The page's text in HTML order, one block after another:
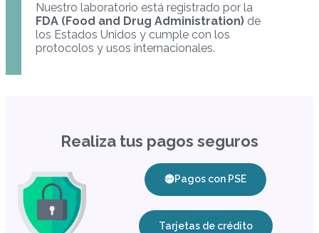
Nuestro laboratorio está registrado por la
FDA (Food and Drug Administration)de
los Estados Unidos y cumple con los
protocolos y usos internacionales.
Realiza tus pagos seguros
Pagos con PSE
Tarjetas de crédito